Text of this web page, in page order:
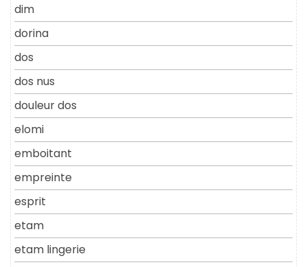
dim
dorina
dos
dos nus
douleur dos
elomi
emboitant
empreinte
esprit
etam
etam lingerie